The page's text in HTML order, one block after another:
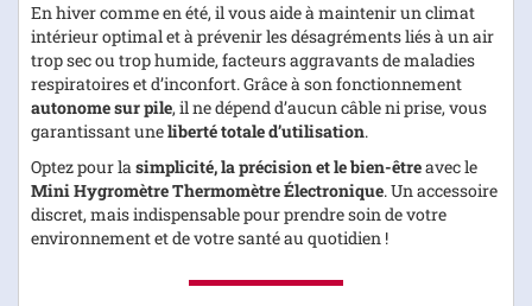
En hiver comme en été, il vous aide à maintenir un climat
intérieur optimal et à prévenir les désagréments liés à un air
trop sec ou trop humide, facteurs aggravants de maladies
respiratoires et d’inconfort. Grâce à son fonctionnement
autonome sur pile, il ne dépend d’aucun câble ni prise, vous
garantissant uneliberté totale d’utilisation.
Optez pour lasimplicité, la précision et le bien-êtreavec le
Mini Hygromètre Thermomètre Électronique. Un accessoire
discret, mais indispensable pour prendre soin de votre
environnement et de votre santé au quotidien !